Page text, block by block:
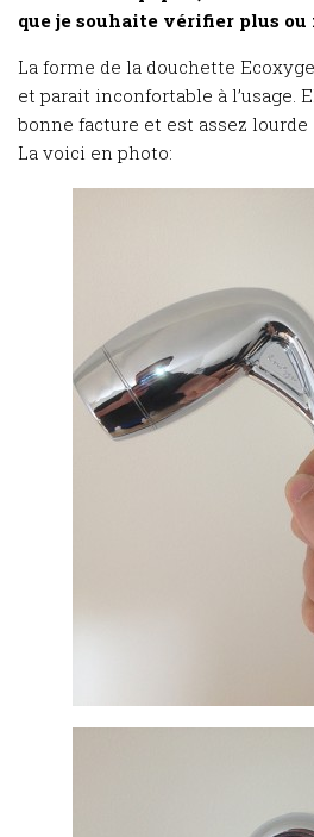
que je souhaite vérifier plus ou
La forme de la douchette
et parait inconfortable à l’usage.
bonne facture et est assez lourde
La voici en photo: